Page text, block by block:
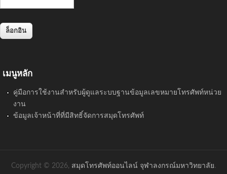
เมนูหลัก
คู่มือการใช้งานสำหรับผู้ดูแลระบบฐานข้อมูลเลขหมายโทรศัพท์หน่วย
งาน
ข้อมูลเจ้าหน้าที่ที่มีสิทธิ์จัดการสมุดโทรศัพท์
Copyright © 2026, สมุดโทรศัพท์ออนไลน์ จุฬาลงกรณ์มหาวิทยาลัย.